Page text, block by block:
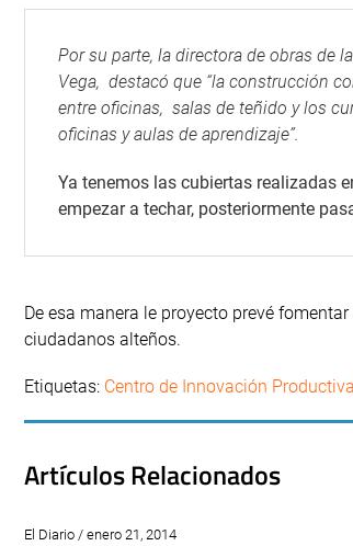
Por su parte, la directora de obras de
Vega, destacó que “la construcción
entre oficinas, salas de teñido y los
oficinas y aulas de aprendizaje”.
Ya tenemos las cubiertas realizadas
empezar a techar, posteriormente
De esa manera le proyecto prevé
ciudadanos alteños.
Etiquetas: Centro de Innovación Productiva
Artículos Relacionados
El Diario / enero 21, 2014